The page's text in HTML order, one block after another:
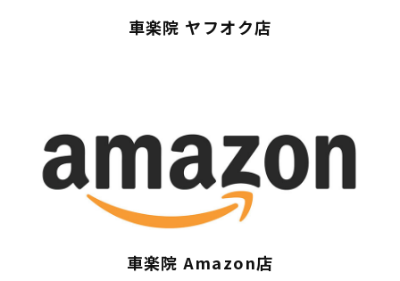
車楽院 ヤフオク店
車楽院 Amazon店